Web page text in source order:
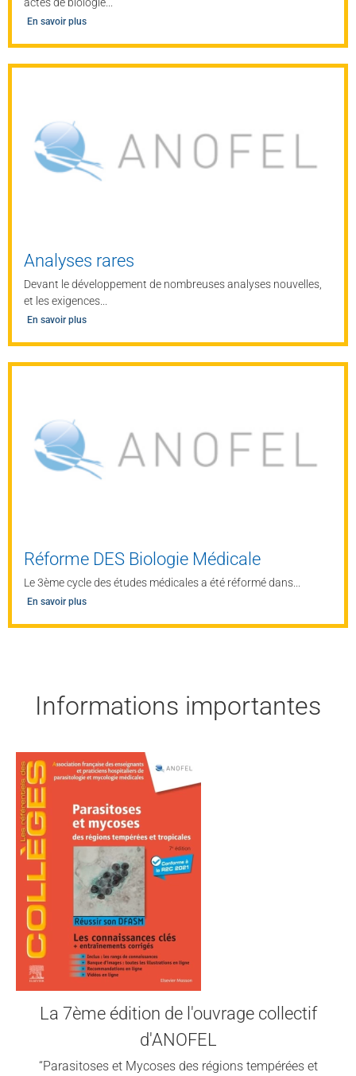
En savoir plus
Analyses rares
Devant le développement de nombreuses analyses nouvelles,
et les exigences...
En savoir plus
Réforme DES Biologie Médicale
Le 3ème cycle des études médicales a été réformé dans...
En savoir plus
Informations importantes
La 7ème édition de l'ouvrage collectif
d'ANOFEL
“Parasitoses et Mycoses des régions tempérées et